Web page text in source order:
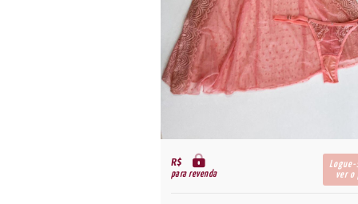
R$
para revenda
ver o